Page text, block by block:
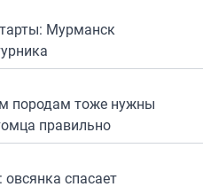
Мурманск
породам тоже нужны
правильно
спасает